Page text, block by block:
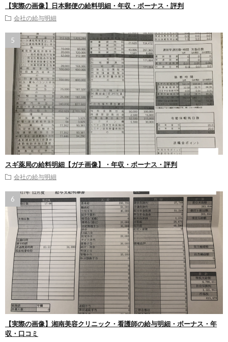
【実際の画像】日本郵便の給料明細・年収・ボーナス・評判
会社の給与明細
スギ薬局の給料明細【ガチ画像】・年収・ボーナス・評判
会社の給与明細
【実際の画像】湘南美容クリニック・看護師の給与明細・ボーナス・年
収・口コミ